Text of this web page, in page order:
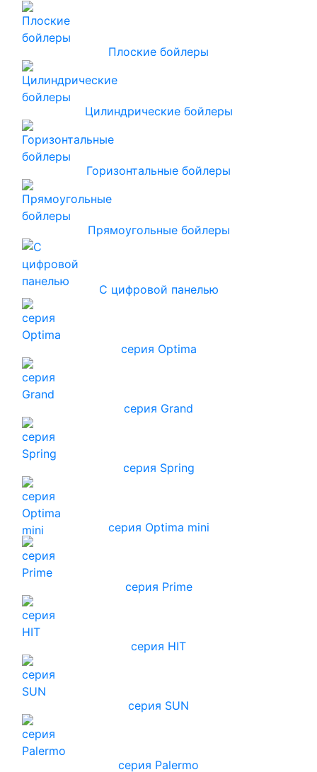
Плоские бойлеры
Цилиндрические бойлеры
Горизонтальные бойлеры
Прямоугольные бойлеры
С цифровой панелью
серия Optima
серия Grand
серия Spring
серия Optima mini
серия Prime
серия HIT
серия SUN
серия Palermo